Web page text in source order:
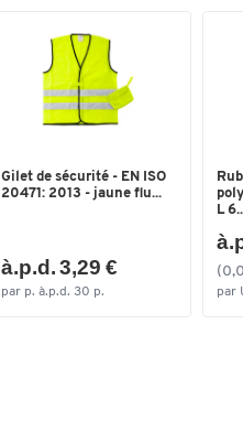
Gilet de sécurité - EN ISO
20471: 2013 - jaune flu...
à.p.d. 3,29 €
par p. à.p.d. 30 p.
L
par